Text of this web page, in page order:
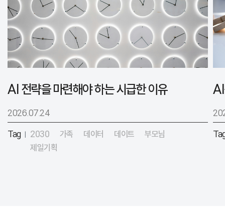
AI 전략을 마련해야 하는 시급한 이유
2026.07.24
Tag | 2030 가족 데이터 데이트
부모님
제일기획